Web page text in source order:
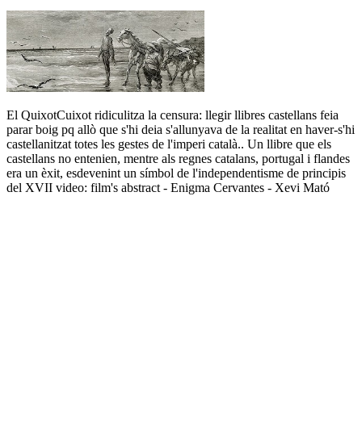
El QuixotCuixot ridiculitza la censura: llegir llibres castellans feia
parar boig pq allò que s'hi deia s'allunyava de la realitat en haver-s'hi
castellanitzat totes les gestes de l'imperi català.. Un llibre que els
castellans no entenien, mentre als regnes catalans, portugal i flandes
era un èxit, esdevenint un símbol de l'independentisme de principis
del XVII video: film's abstract - Enigma Cervantes - Xevi Mató